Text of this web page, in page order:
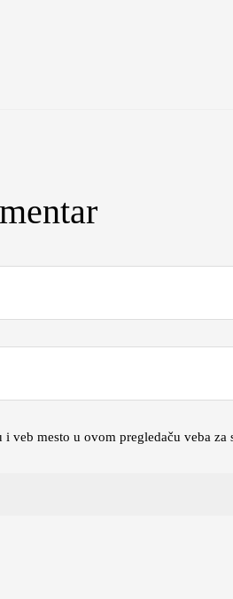
i veb mesto u ovom pregledaču veba za